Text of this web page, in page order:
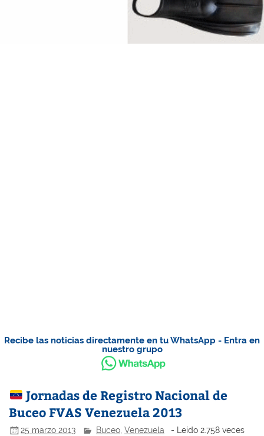
Recibe las noticias directamente en tu WhatsApp - Entra en
nuestro grupo
Jornadas de Registro Nacional de
Buceo FVAS Venezuela 2013
25 marzo 2013 Buceo ,Venezuela - Leído 2.758 veces